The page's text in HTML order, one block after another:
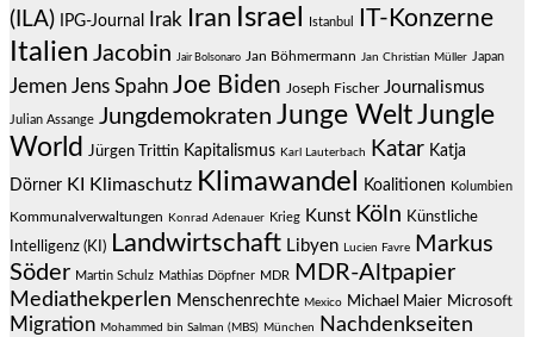
(ILA)
IPG-Journal Irak Iran Israel Istanbul IT-Konzerne
Italien Jacobin Jair Bolsonaro Jan Böhmermann Jan Christian Müller Japan
Jemen Jens Spahn Joe Biden Joseph Fischer Journalismus
Julian Assange Jungdemokraten Junge WeltJungle
World
Jürgen Trittin Kapitalismus Karl Lauterbach Katar Katja
Dörner KI Klimaschutz Klimawandel Koalitionen Kolumbien
Kommunalverwaltungen Konrad Adenauer Krieg Kunst Köln Künstliche
Intelligenz (KI) Landwirtschaft Libyen Lucien Favre
Markus
Söder Martin Schulz Mathias Döpfner MDR MDR-Altpapier
Mediathekperlen Menschenrechte Mexico Michael Maier Microsoft
Migration Mohammed bin Salman (MBS) München Nachdenkseiten